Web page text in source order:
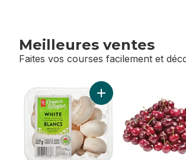
Meilleures ventes
Faites vos courses facilement et
sauter Meilleures ventes
Ajouter